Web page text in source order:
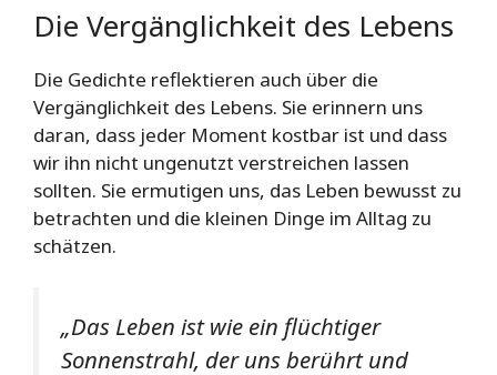
Die Vergänglichkeit des Lebens
Die Gedichte reflektieren auch über die
Vergänglichkeit des Lebens. Sie erinnern uns
daran, dass jeder Moment kostbar ist und dass
wir ihn nicht ungenutzt verstreichen lassen
sollten. Sie ermutigen uns, das Leben bewusst zu
betrachten und die kleinen Dinge im Alltag zu
schätzen.
„Das Leben ist wie ein flüchtiger
Sonnenstrahl, der uns berührt und